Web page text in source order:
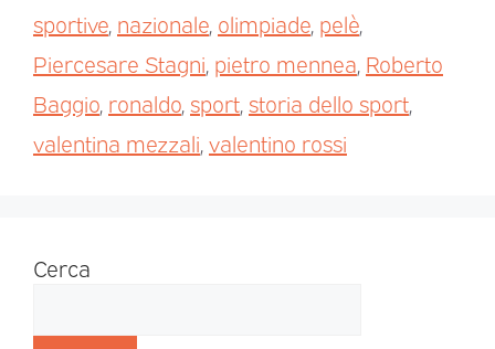
sportive, nazionale, olimpiade, pelè,
Piercesare Stagni, pietro mennea, Roberto
Baggio, ronaldo,sport,storia dello sport,
valentina mezzali,valentino rossi
Cerca